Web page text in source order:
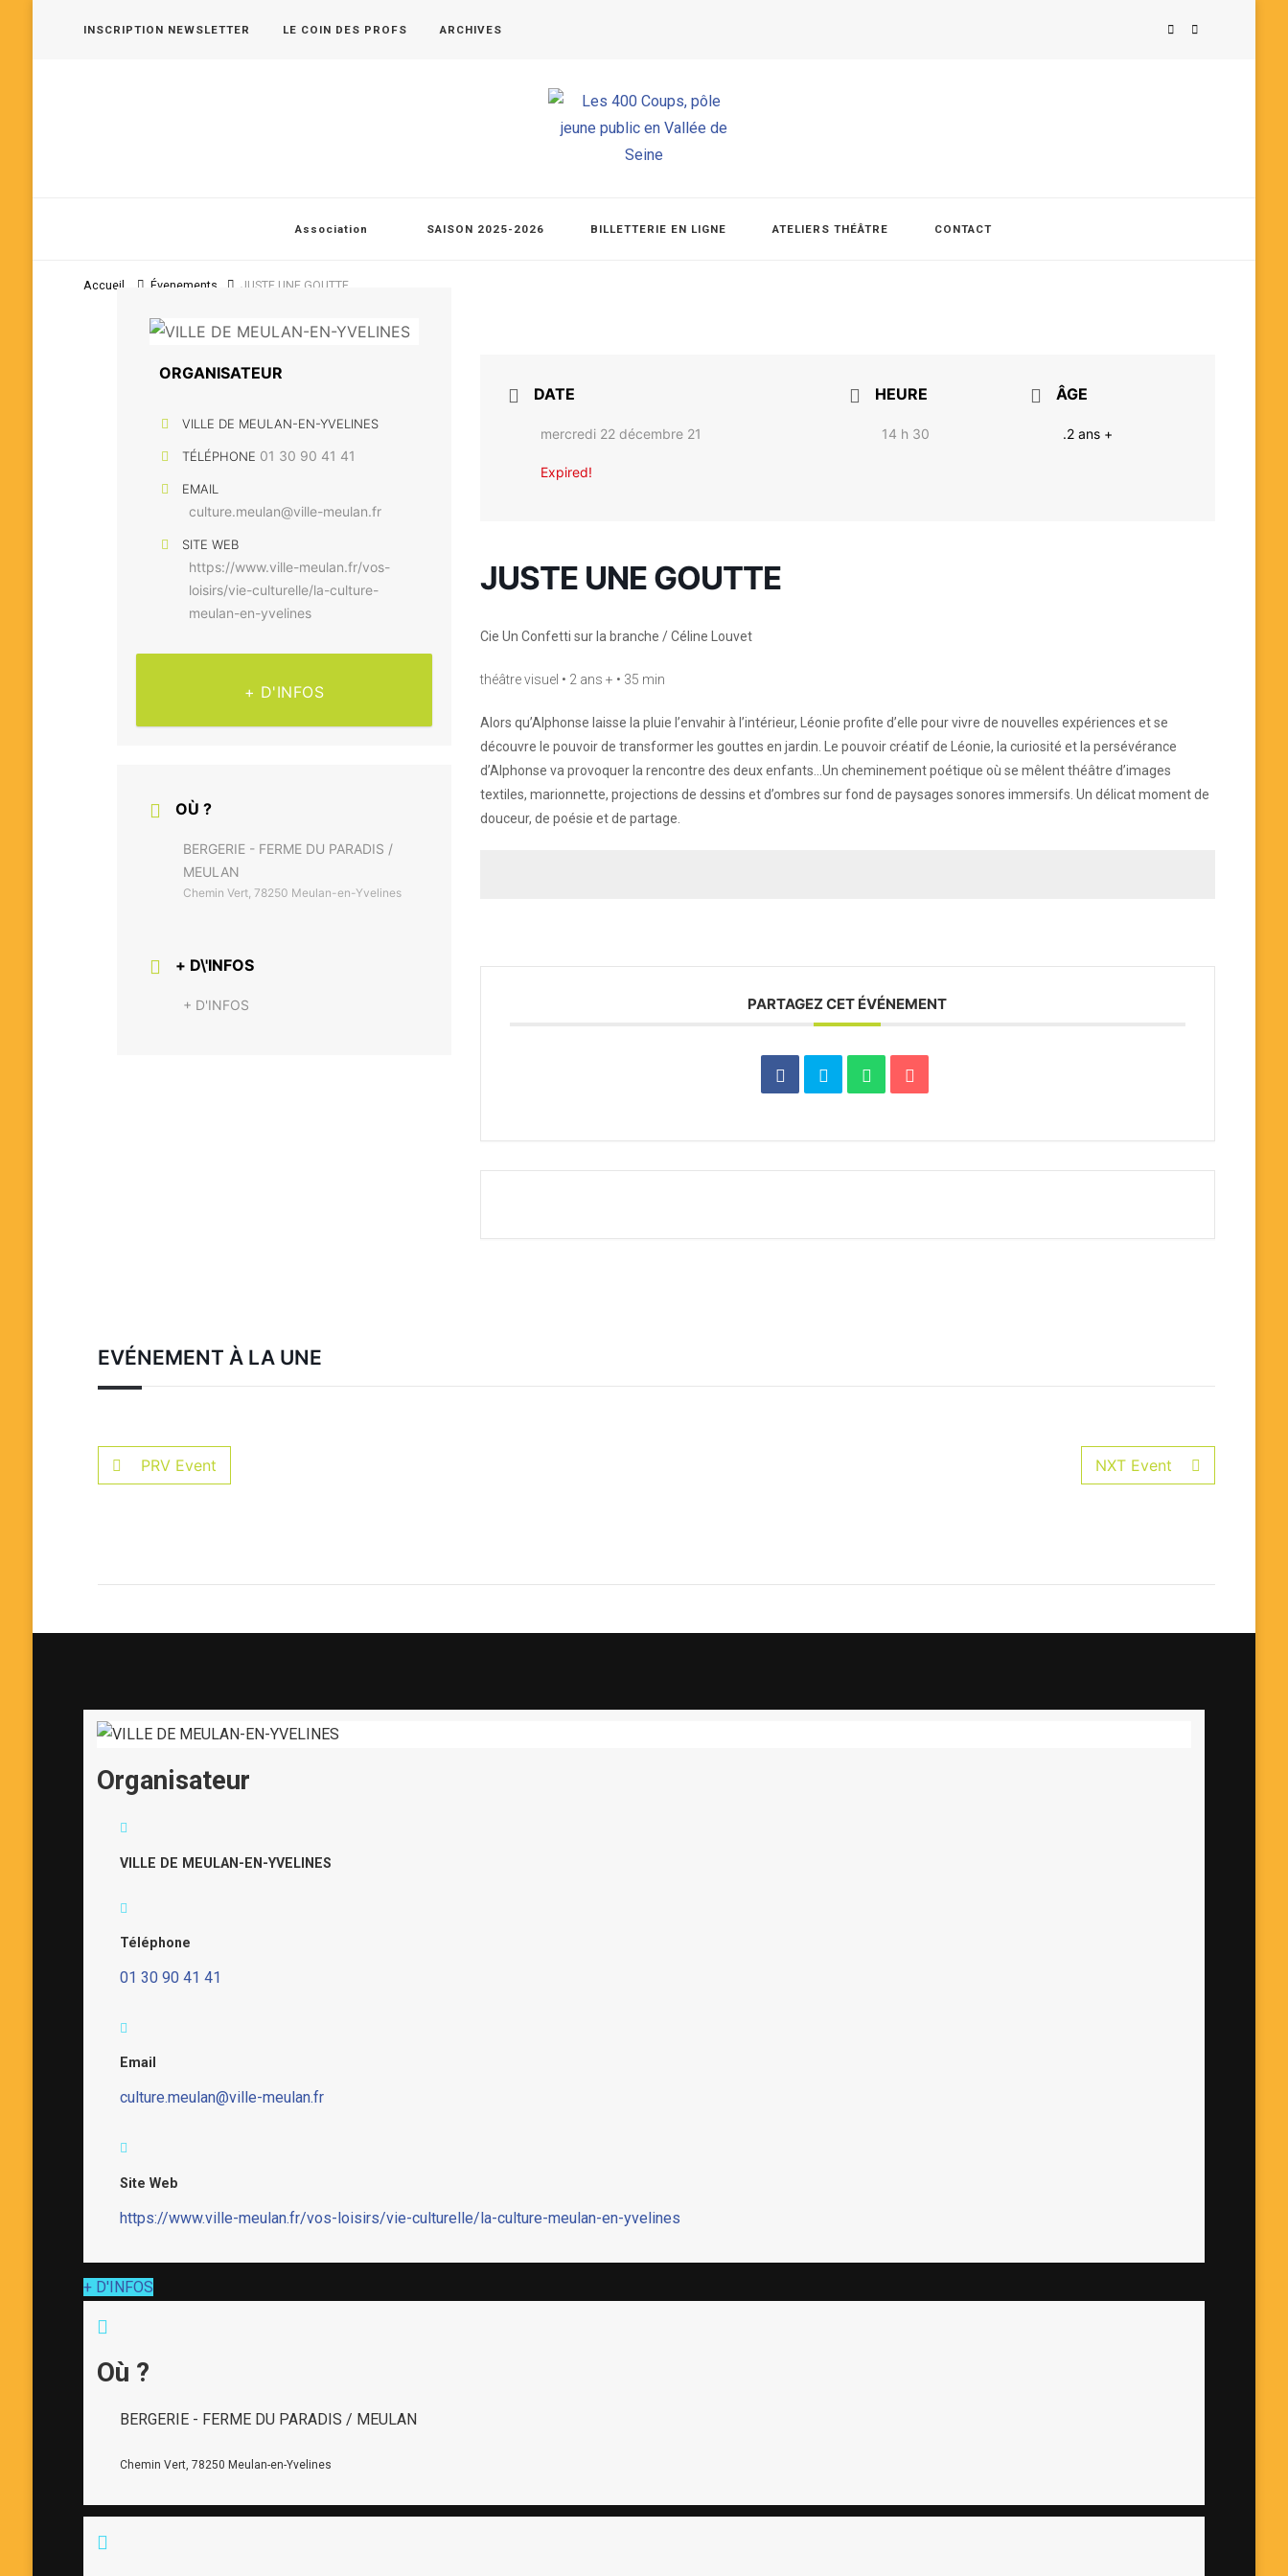
INSCRIPTION NEWSLETTER LE COIN DES PROFS ARCHIVES
Association SAISON 2025-2026 BILLETTERIE EN LIGNE ATELIERS THÉÂTRE CONTACT
Accueil Évenements JUSTE UNE GOUTTE
ORGANISATEUR
VILLE DE MEULAN-EN-YVELINES
TÉLÉPHONE 01 30 90 41 41
EMAIL
culture.meulan@ville-meulan.fr
SITE WEB
https://www.ville-meulan.fr/vos-
loisirs/vie-culturelle/la-culture-
meulan-en-yvelines
+ D'INFOS
OÙ ?
BERGERIE - FERME DU PARADIS /
MEULAN
Chemin Vert, 78250 Meulan-en-Yvelines
+ D\'INFOS
+ D'INFOS
DATE
mercredi 22 décembre 21
Expired!
HEURE
14 h 30
ÂGE
.2 ans +
JUSTE UNE GOUTTE
Cie Un Confetti sur la branche / Céline Louvet
théâtre visuel • 2 ans + • 35 min
Alors qu’Alphonse laisse la pluie l’envahir à l’intérieur, Léonie profite d’elle pour vivre de nouvelles expériences et se
découvre le pouvoir de transformer les gouttes en jardin. Le pouvoir créatif de Léonie, la curiosité et la persévérance
d’Alphonse va provoquer la rencontre des deux enfants…Un cheminement poétique où se mêlent théâtre d’images
textiles, marionnette, projections de dessins et d’ombres sur fond de paysages sonores immersifs. Un délicat moment de
douceur, de poésie et de partage.
PARTAGEZ CET ÉVÉNEMENT
EVÉNEMENT À LA UNE
PRV Event NXT Event
Organisateur
VILLE DE MEULAN-EN-YVELINES
Téléphone
01 30 90 41 41
Email
culture.meulan@ville-meulan.fr
Site Web
https://www.ville-meulan.fr/vos-loisirs/vie-culturelle/la-culture-meulan-en-yvelines
+ D'INFOS
Où ?
BERGERIE - FERME DU PARADIS / MEULAN
Chemin Vert, 78250 Meulan-en-Yvelines